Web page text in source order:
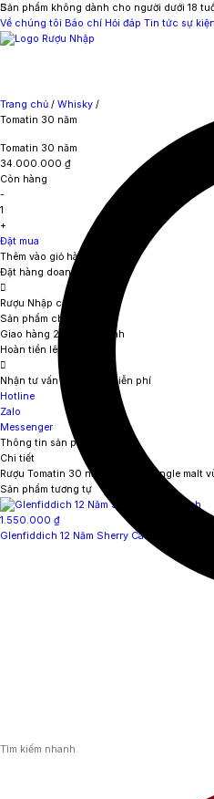
Sản phẩm không dành cho người dưới 18
Về chúng tôi Báo chí Hỏi đáp Tin tức sự kiện
Trang chủ / Whisky /
Tomatin 30 năm
Tomatin 30 năm
34.000.000 ₫
Còn hàng
-
1
+
Đặt mua
Thêm vào giỏ hàng
Đặt hàng doanh nghiệp
Rượu Nhập cam kết
Sản phẩm chính hãng
Giao hàng 2 giờ nội thành
Hoàn tiền lên đến 111%
Nhận tư vấn sản phẩm miễn phí
Hotline
Zalo
Messenger
Thông tin sản phẩm
Chi tiết
Rượu Tomatin 30 năm – whisky single
Sản phẩm tương tự
1.550.000 ₫
Glenfiddich 12 Năm Sherry Cask Finish